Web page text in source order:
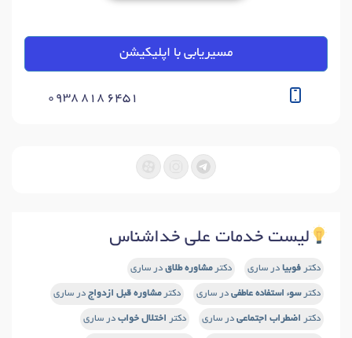
مسیریابی با اپلیکیشن
0938 818 6451
لیست خدمات علی خداشناس
دکتر فوبیا در ساری دکترمشاوره طلاق در ساری
دکترسوء استفاده عاطفی در ساری دکترمشاوره قبل ازدواج در ساری
دکتر اضطراب اجتماعی در ساری دکتر اختلال خواب در ساری